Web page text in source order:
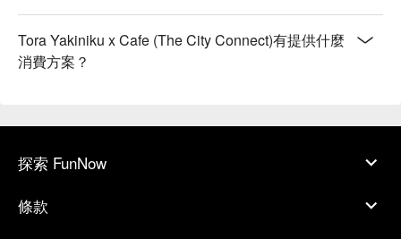
Tora Yakiniku x Cafe (The City Connect)有提供什麼
消費方案？
探索 FunNow
條款